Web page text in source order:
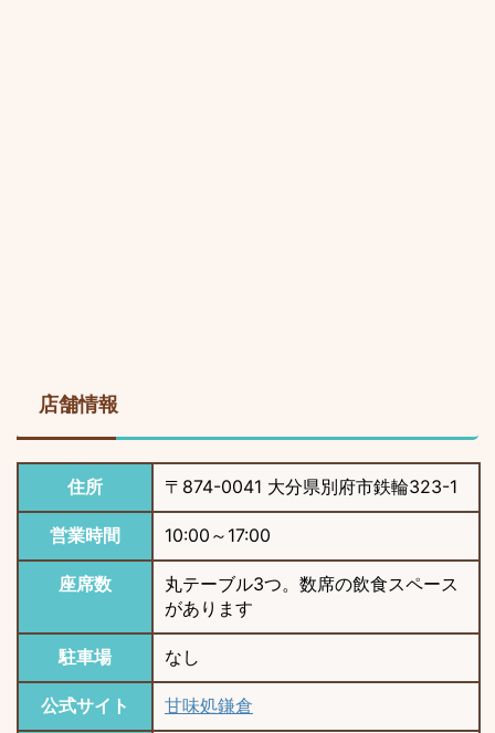
店舗情報
住所 〒874-0041 大分県別府市鉄輪323-1
営業時間 10:00～17:00
座席数
丸テーブル3つ。数席の飲食スペース
があります
駐車場 なし
公式サイト 甘味処鎌倉